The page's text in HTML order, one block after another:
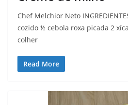
Chef Melchior Neto
cozido ½ cebola roxa picada 2
colher
Read More